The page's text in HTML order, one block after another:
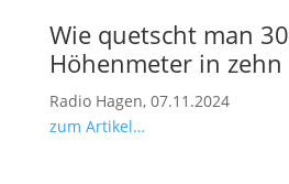
Wie quetscht man
Höhenmeter in zehn
Radio Hagen, 07.11.2024
zum Artikel…